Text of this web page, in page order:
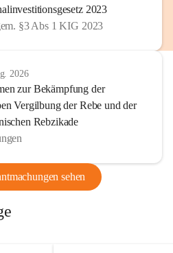
2023
§3 Abs 1 KIG 2023
2026
zur Bekämpfung der
Vergilbung der Rebe und der
Rebzikade
sehen